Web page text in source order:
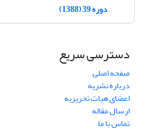
دوره 39 (1388)
دسترسی سریع
صفحه اصلی
درباره نشریه
اعضای هیات تحریریه
ارسال مقاله
تماس با ما